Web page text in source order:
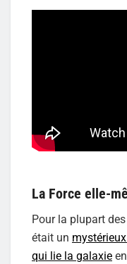
La Force elle-
Pour la plupart
était un
qui lie la galaxie